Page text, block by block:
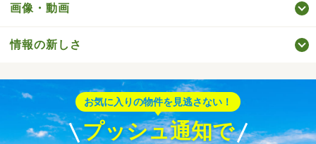
画像・動画
情報の新しさ
お気に入りの物件を見逃さない！
プッシュ通知で